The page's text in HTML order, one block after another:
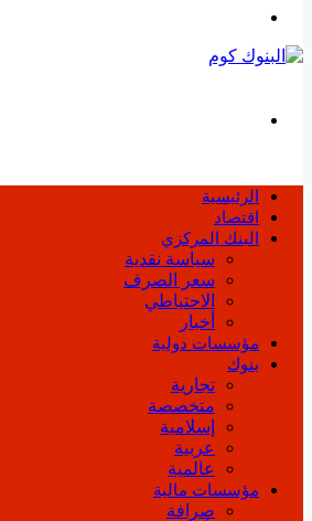
الرئيسية
اقتصاد
البنك المركزي
سياسة نقدية
سعر الصرف
الاحتياطي
أخبار
مؤسسات دولية
بنوك
تجارية
متخصصة
إسلامية
عربية
عالمية
مؤسسات مالية
صرافة